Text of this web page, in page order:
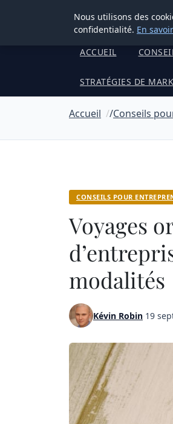
Henry Panky
ACCUEIL
STRATÉGIES DE
Accueil Conseils
CONSEILS POUR
Voyages
modalités
Kévin Robin 19
Nous utilisons des
confidentialité. En